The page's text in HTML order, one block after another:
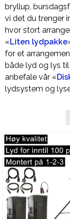
bryllup,
vi det du trenger
hvor stort
«Liten lydpakke
for et
både lyd og lys
anbefale vår «
lydsystem og